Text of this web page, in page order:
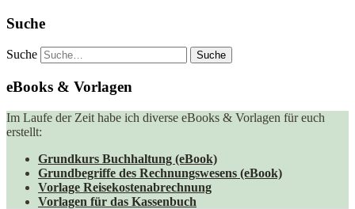
Suche
Suche
eBooks & Vorlagen
Im Laufe der Zeit habe ich diverse eBooks & Vorlagen für euch
erstellt:
Grundkurs Buchhaltung (eBook)
Grundbegriffe des Rechnungswesens (eBook)
Vorlage Reisekostenabrechnung
Vorlagen für das Kassenbuch